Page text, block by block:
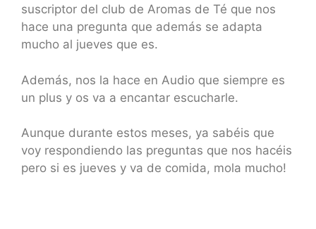
suscriptor del club de Aromas de Té que nos
hace una pregunta que además se adapta
mucho al jueves que es.
Además, nos la hace en Audio que siempre es
un plus y os va a encantar escucharle.
Aunque durante estos meses, ya sabéis que
voy respondiendo las preguntas que nos hacéis
pero si es jueves y va de comida, mola mucho!